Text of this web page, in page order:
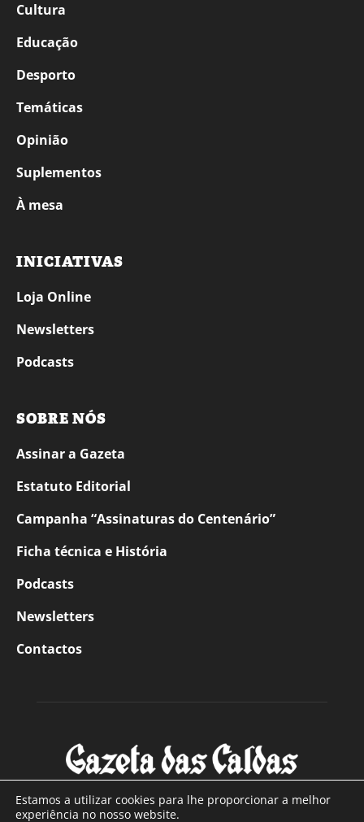
Cultura
Educação
Desporto
Temáticas
Opinião
Suplementos
À mesa
INICIATIVAS
Loja Online
Newsletters
Podcasts
SOBRE NÓS
Assinar a Gazeta
Estatuto Editorial
Campanha “Assinaturas do Centenário”
Ficha técnica e História
Podcasts
Newsletters
Contactos
Estamos a utilizar cookies para lhe proporcionar a melhor
experiência no nosso website.